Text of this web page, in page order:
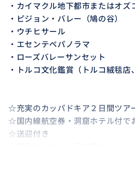
・カイマクル地下都市またはオズ
・ピジョン・バレー（鳩の谷）
・ウチヒサール
・エセンテペパノラマ
・ローズバレーサンセット
・トルコ文化鑑賞（トルコ絨毯店
☆充実のカッパドキア２日間ツア
☆国内線航空券・洞窟ホテル付で
☆送迎付き
☆ご予約から当日催行まで安心